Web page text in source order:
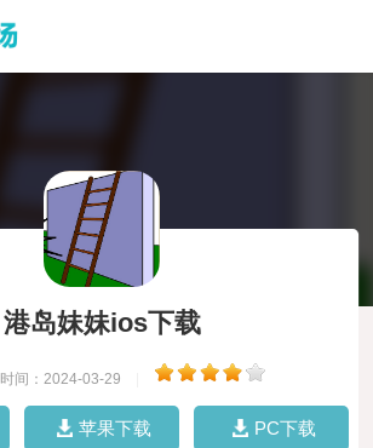
港岛妹妹ios下载
时间：2024-03-29
苹果下载 PC下载